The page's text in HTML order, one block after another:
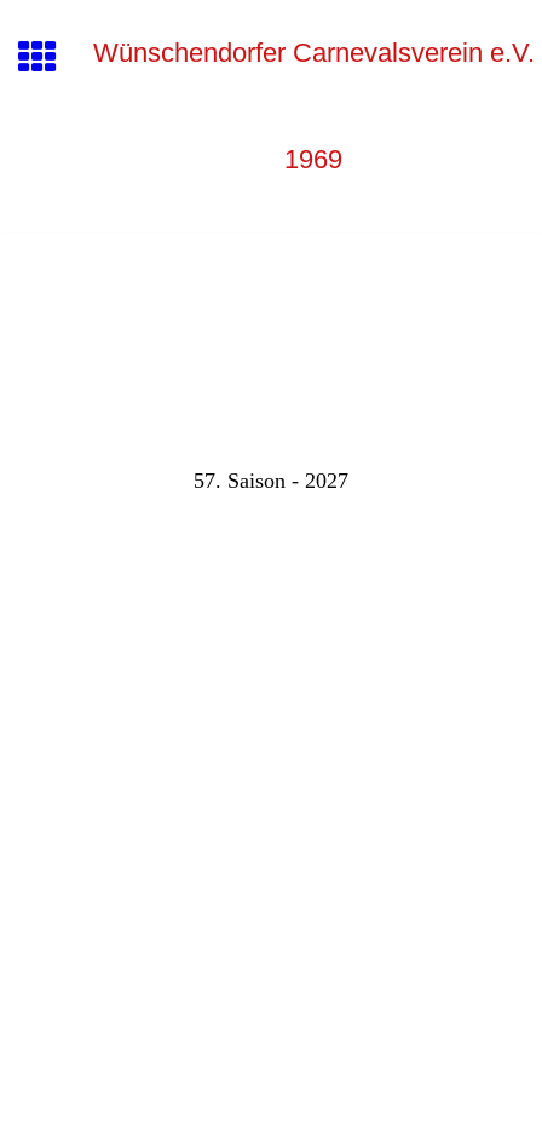
Wünschendorfer Carnevalsverein e.V.
1969
57. Saison - 2027